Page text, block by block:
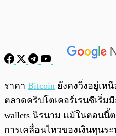
ราคา Bitcoin ยังคงวิ่งอยู่เห
ตลาดคริปโตเคอร์เรนซีเริ่ม
wallets นิรนาม แม้ในตอนนี้
การเคลื่อนไหวของเงินทุนร